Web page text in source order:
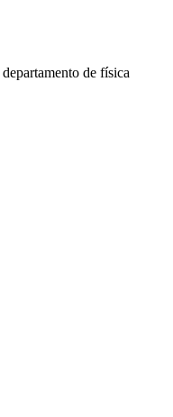
departamento de física